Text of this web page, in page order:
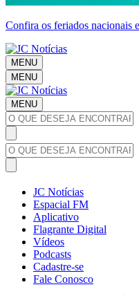
Confira os feriados nacionais
MENU
MENU
MENU
JC Notícias
Espacial FM
Aplicativo
Flagrante Digital
Vídeos
Podcasts
Cadastre-se
Fale Conosco